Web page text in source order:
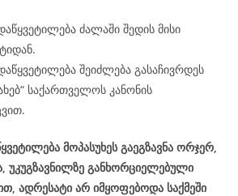
ძალაში შედის მისი
შეიძლება გასაჩივრდეს
საქართველოს კანონის
მოპასუხეს გაეგზავნა ორჯერ,
უკუგზავნილზე განხორციელებული
ადრესატი არ იმყოფებოდა საქმეში